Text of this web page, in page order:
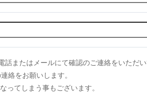
またはメールにて確認のご連絡をいただい
絡をお願いします。
ってしまう事もございます。